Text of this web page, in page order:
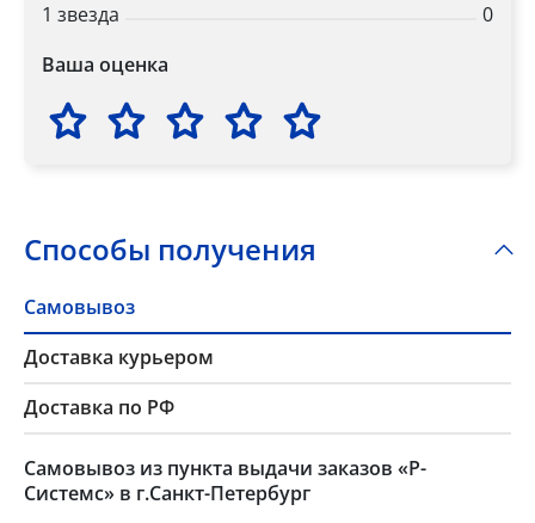
1 звезда
0
Ваша оценка
Способы получения
Самовывоз
Доставка курьером
Доставка по РФ
Самовывоз из пункта выдачи заказов «Р-
Системс» в г.Санкт-Петербург